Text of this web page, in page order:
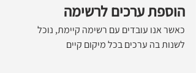
הוספת ערכים לרשימה
כאשר אנו עובדים עם רשימה קיימת, נוכל
לשנות בה ערכים בכל מיקום קיים